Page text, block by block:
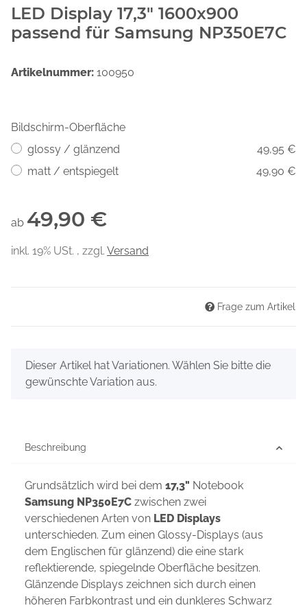
LED Display 17,3" 1600x900
passend für Samsung NP350E7C
Artikelnummer: 100950
Bildschirm-Oberfläche
glossy / glänzend
49,95 €
matt / entspiegelt
49,90 €
ab 49,90 €
inkl. 19% USt. , zzgl. Versand
Frage zum Artikel
x
Dieser Artikel hat Variationen. Wählen Sie bitte die
gewünschte Variation aus.
Beschreibung
Grundsätzlich wird bei dem 17,3" Notebook
Samsung NP350E7C zwischen zwei
verschiedenen Arten von LED Displays
unterschieden. Zum einen Glossy-Displays (aus
dem Englischen für glänzend) die eine stark
reflektierende, spiegelnde Oberfläche besitzen.
Glänzende Displays zeichnen sich durch einen
höheren Farbkontrast und ein dunkleres Schwarz